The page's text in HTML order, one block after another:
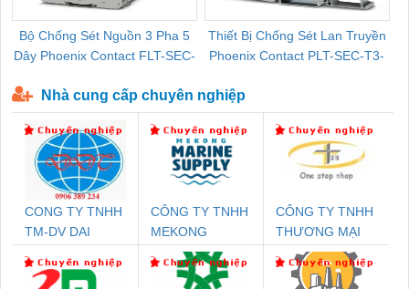
Bộ Chống Sét Nguồn 3 Pha 5
Dây Phoenix Contact FLT-SEC-
Thiết Bị Chống Sét Lan Truyền
Phoenix Contact PLT-SEC-T3-
Nhà cung cấp chuyên nghiệp
CONG TY TNHH
TM-DV DAI
CÔNG TY TNHH
MEKONG
MARINE
SUPPLY
CÔNG TY TNHH
THƯƠNG MẠI
THIÊN ÂN VIỆT
NAM